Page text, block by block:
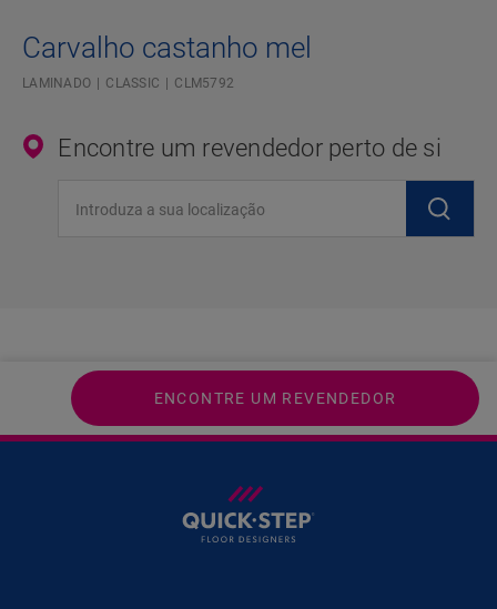
Carvalho castanho mel
LAMINADO CLASSIC CLM5792
Encontre um revendedor perto de si
ENCONTRE UM REVENDEDOR